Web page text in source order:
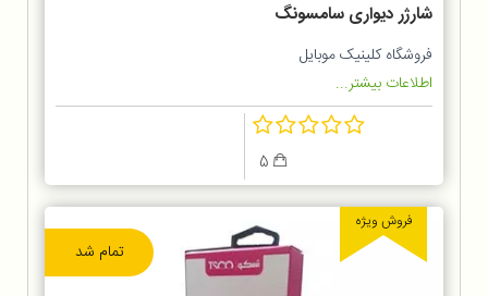
شارژر دیواری سامسونگ
فروشگاه کلینیک موبایل
اطلاعات بیشتر...
تمام شد
فروش ویژه